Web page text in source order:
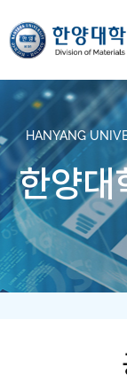
HANYANG
한양대